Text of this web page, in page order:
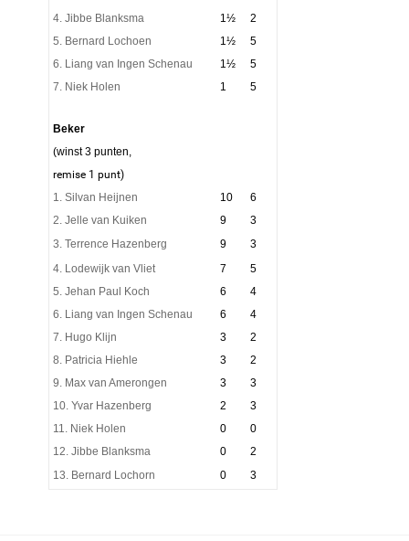
4. Jibbe Blanksma
1½
2
5. Bernard Lochoen 1½
5
6. Liang van Ingen Schenau
1½
5
7. Niek Holen
1 5
Beker
(winst 3 punten,
remise 1 punt)
1. Silvan Heijnen
10
6
2. Jelle van Kuiken
9
3
3. Terrence Hazenberg
9
3
4. Lodewijk van Vliet
7
5
5. Jehan Paul Koch
6
4
6. Liang van Ingen Schenau
6
4
7. Hugo Klijn
3
2
8. Patricia Hiehle
3
2
9. Max van Amerongen
3
3
10. Yvar Hazenberg
2
3
11. Niek Holen
0
0
12. Jibbe Blanksma
0
2
13. Bernard Lochorn
0 3